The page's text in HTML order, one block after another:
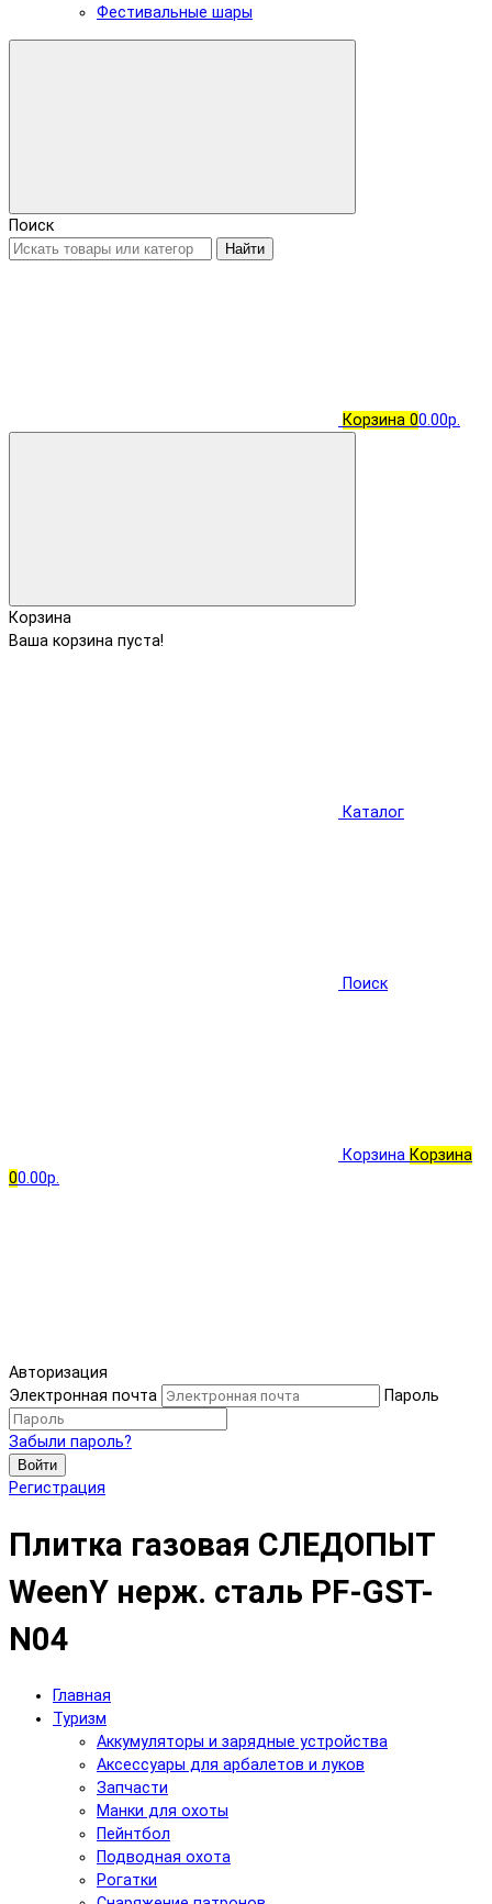
Фестивальные шары
Поиск
Найти
Корзина 00.00р.
Корзина
Ваша корзина пуста!
Каталог
Поиск
Корзина Корзина
00.00р.
Авторизация
Электронная почта
Пароль
Забыли пароль?
Войти
Регистрация
Плитка газовая СЛЕДОПЫТ
WeenY нерж. сталь PF-GST-
N04
Главная
Туризм
Аккумуляторы и зарядные устройства
Аксесcуары для арбалетов и луков
Запчасти
Манки для охоты
Пейнтбол
Подводная охота
Рогатки